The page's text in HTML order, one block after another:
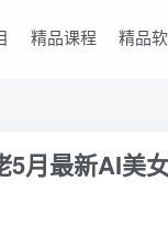
精品课程 精品
月最新AI美